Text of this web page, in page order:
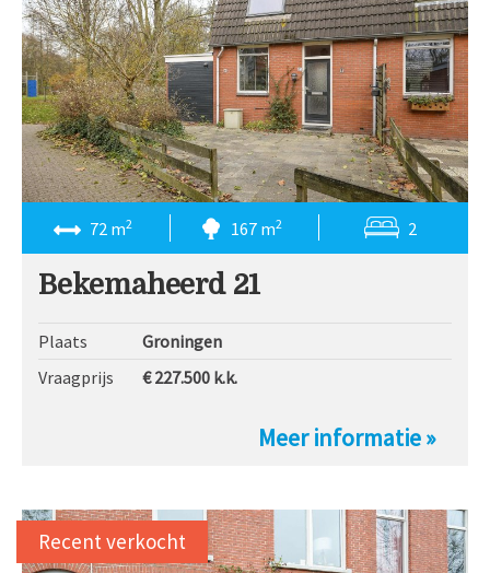
72 m2 167 m2 2
Bekemaheerd 21
Plaats
Groningen
Vraagprijs
€ 227.500 k.k.
Meer informatie »
Recent verkocht